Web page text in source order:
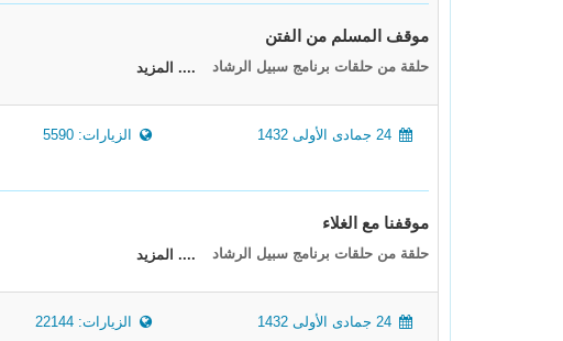
موقف المسلم من الفتن
حلقة من حلقات برنامج سبيل الرشاد .... المزيد
الزيارات: 5590
موقفنا مع الغلاء
حلقة من حلقات برنامج سبيل الرشاد .... المزيد
الزيارات: 22144